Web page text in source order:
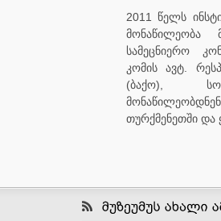
2011 წელს
მონაწილეობა
სამეცნიერო
კომის ავტ.
(ბაქო),
თურქმენეთში და